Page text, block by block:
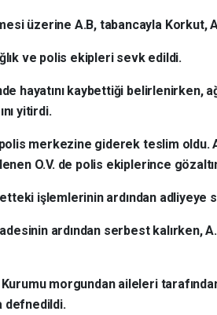
üzerine A.B, tabancayla Korkut,
ve polis ekipleri sevk edildi.
hayatını kaybettiği belirlenirken,
yitirdi.
polis merkezine giderek teslim
O.V. de polis ekiplerince
işlemlerinin ardından adliyeye
ardından serbest kalırken,
Kurumu morgundan aileleri
defnedildi.